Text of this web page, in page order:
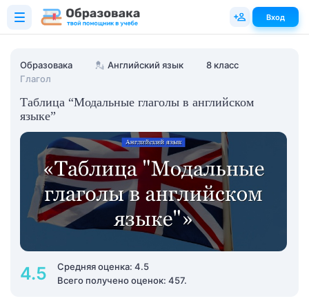
Образовака 💂 Английский язык
8 класс
Глагол
Таблица “Модальные глаголы в английском
языке”
4.5
Средняя оценка: 4.5
Всего получено оценок: 457.
Вход